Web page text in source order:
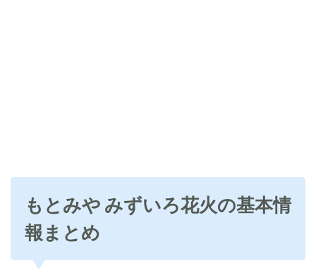
もとみや みずいろ花火の基本情
報まとめ